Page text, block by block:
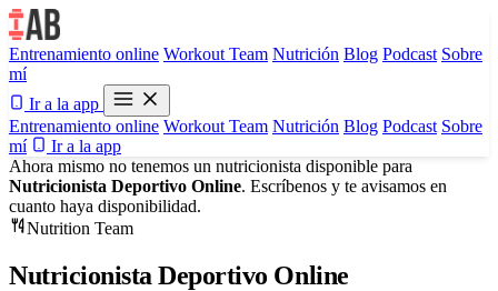
Entrenamiento online Workout Team Nutrición Blog Podcast Sobre
mí
Ir a la app
Entrenamiento online Workout Team Nutrición Blog Podcast Sobre
mí
Ir a la app
Ahora mismo no tenemos un nutricionista disponible para
Nutricionista Deportivo Online. Escríbenos y te avisamos en
cuanto haya disponibilidad.
Nutrition Team
Nutricionista Deportivo Online